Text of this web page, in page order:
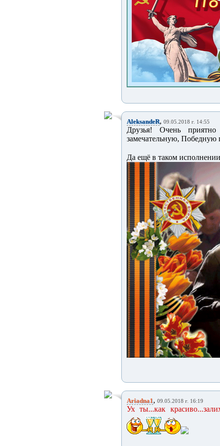
AleksandeR, 09.05.2018 г. 14:55
Друзья! Очень
замечательную, Победную
Да ещё в таком
Ariadna1, 09.05.2018 г. 16:19
Ух ты...как